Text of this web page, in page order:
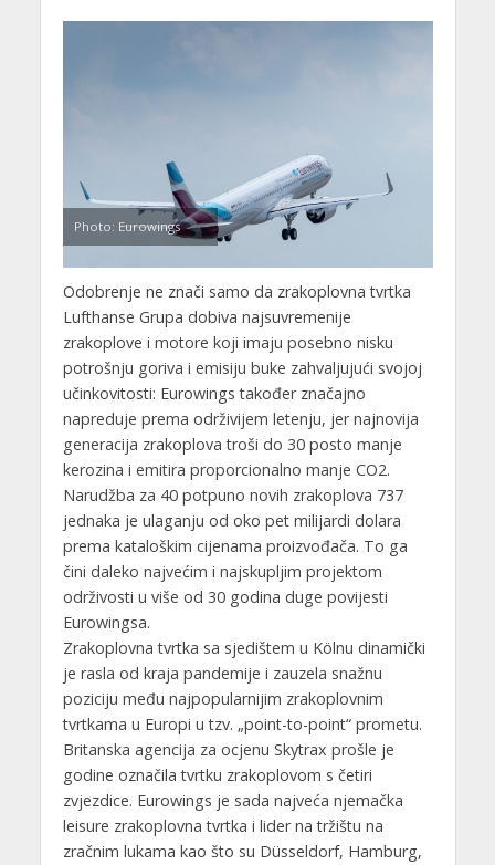
Photo: Eurowings
Odobrenje ne znači samo da zrakoplovna tvrtka
Lufthanse Grupa dobiva najsuvremenije
zrakoplove i motore koji imaju posebno nisku
potrošnju goriva i emisiju buke zahvaljujući svojoj
učinkovitosti: Eurowings također značajno
napreduje prema održivijem letenju, jer najnovija
generacija zrakoplova troši do 30 posto manje
kerozina i emitira proporcionalno manje CO2.
Narudžba za 40 potpuno novih zrakoplova 737
jednaka je ulaganju od oko pet milijardi dolara
prema kataloškim cijenama proizvođača. To ga
čini daleko najvećim i najskupljim projektom
održivosti u više od 30 godina duge povijesti
Eurowingsa.
Zrakoplovna tvrtka sa sjedištem u Kölnu dinamički
je rasla od kraja pandemije i zauzela snažnu
poziciju među najpopularnijim zrakoplovnim
tvrtkama u Europi u tzv. „point-to-point“ prometu.
Britanska agencija za ocjenu Skytrax prošle je
godine označila tvrtku zrakoplovom s četiri
zvjezdice. Eurowings je sada najveća njemačka
leisure zrakoplovna tvrtka i lider na tržištu na
zračnim lukama kao što su Düsseldorf, Hamburg,